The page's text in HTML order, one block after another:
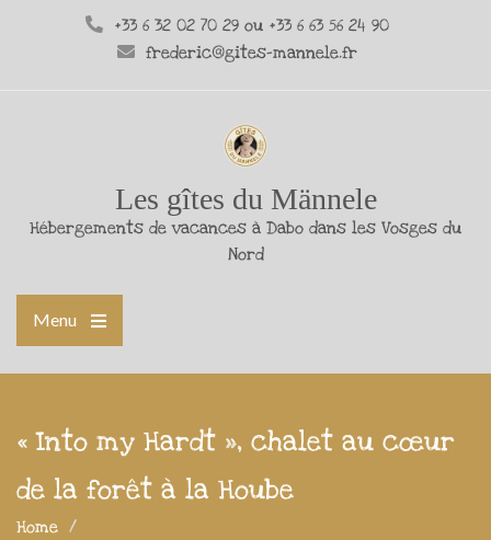
+33 6 32 02 70 29 ou +33 6 63 56 24 90
frederic@gites-mannele.fr
Les gîtes du Männele
Hébergements de vacances à Dabo dans les Vosges du
Nord
Menu
« Into my Hardt », chalet au cœur
de la forêt à la Hoube
Home